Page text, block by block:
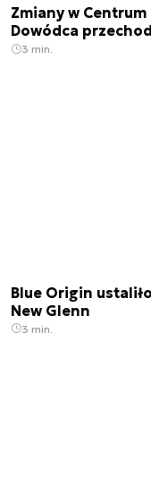
Zmiany w
Dowódca
3 min.
Blue Origin
New Glenn
3 min.